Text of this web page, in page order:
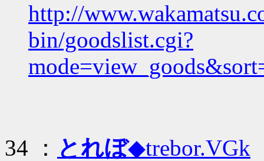
http://
bin/goodslist.cgi?
34 ： とれぼ◆trebor.VGk